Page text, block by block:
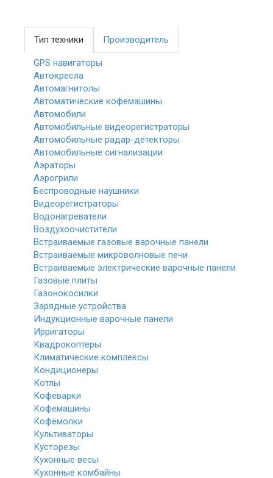
Тип техники Производитель
GPS навигаторы
Автокресла
Автомагнитолы
Автоматические кофемашины
Автомобили
Автомобильные видеорегистраторы
Автомобильные радар-детекторы
Автомобильные сигнализации
Аэраторы
Аэрогрили
Беспроводные наушники
Видеорегистраторы
Водонагреватели
Воздухоочистители
Встраиваемые газовые варочные панели
Встраиваемые микроволновые печи
Встраиваемые электрические варочные панели
Газовые плиты
Газонокосилки
Зарядные устройства
Индукционные варочные панели
Ирригаторы
Квадрокоптеры
Климатические комплексы
Кондиционеры
Котлы
Кофеварки
Кофемашины
Кофемолки
Культиваторы
Кусторезы
Кухонные весы
Кухонные комбайны